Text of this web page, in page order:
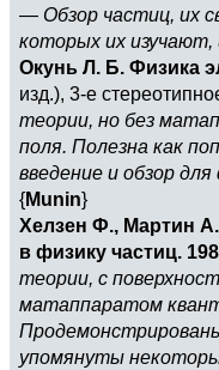
— Обзор частиц, их
которых их изучают,
Окунь Л. Б. Физика
изд.), 3-е
теории, но без
поля. Полезна как
введение и обзор
{Munin}
Хелзен Ф., Мартин
в физику частиц.
теории, с
матаппаратом
упомянуты